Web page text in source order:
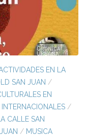
EN LA
SAN JUAN /
EN
/
CALLE SAN
/ MUSICA